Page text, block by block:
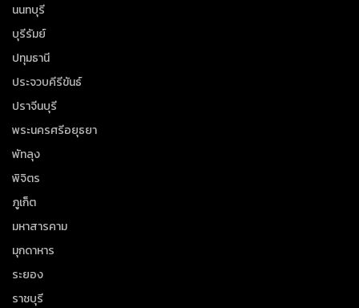
นนทบุรี
บุรีรัมย์
ปทุมธานี
ประจวบคีรีขันธ์
ปราจีนบุรี
พระนครศรีอยุธยา
พัทลุง
พิจิตร
ภูเก็ต
มหาสารคาม
มุกดาหาร
ระยอง
ราชบุรี